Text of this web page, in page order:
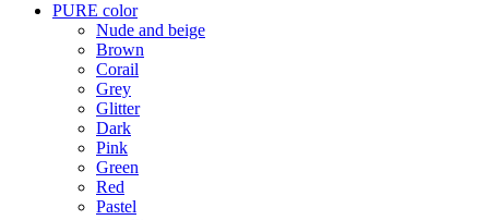
PURE color
Nude and beige
Brown
Corail
Grey
Glitter
Dark
Pink
Green
Red
Pastel